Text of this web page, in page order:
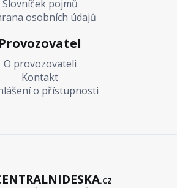
Slovníček pojmů
osobních údajů
Provozovatel
O provozovateli
Kontakt
o přístupnosti
.CZ